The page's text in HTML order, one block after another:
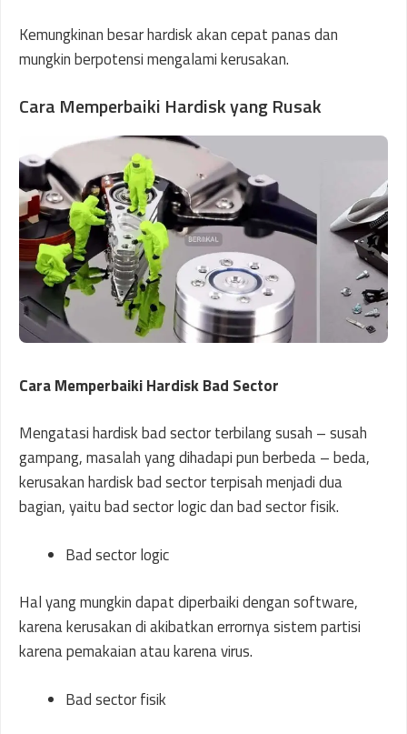
Kemungkinan besar hardisk akan cepat panas dan
mungkin berpotensi mengalami kerusakan.
Cara Memperbaiki Hardisk yang Rusak
Cara Memperbaiki Hardisk Bad Sector
Mengatasi hardisk bad sector terbilang susah – susah
gampang, masalah yang dihadapi pun berbeda – beda,
kerusakan hardisk bad sector terpisah menjadi dua
bagian, yaitu bad sector logic dan bad sector fisik.
Bad sector logic
Hal yang mungkin dapat diperbaiki dengan software,
karena kerusakan di akibatkan errornya sistem partisi
karena pemakaian atau karena virus.
Bad sector fisik